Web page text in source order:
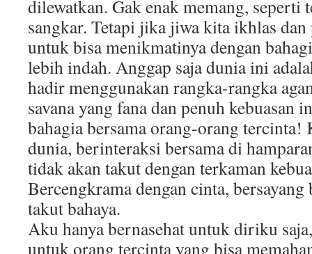
dilewatkan. Gak enak memang, seperti
sangkar. Tetapi jika jiwa kita ikhlas
untuk bisa menikmatinya dengan
lebih indah. Anggap saja dunia ini
hadir menggunakan rangka-rangka
savana yang fana dan penuh kebuasan
bahagia bersama orang-orang
dunia, berinteraksi bersama di
tidak akan takut dengan terkaman
Bercengkrama dengan cinta,
takut bahaya.
Aku hanya bernasehat untuk diriku
untuk orang tercinta yang bisa